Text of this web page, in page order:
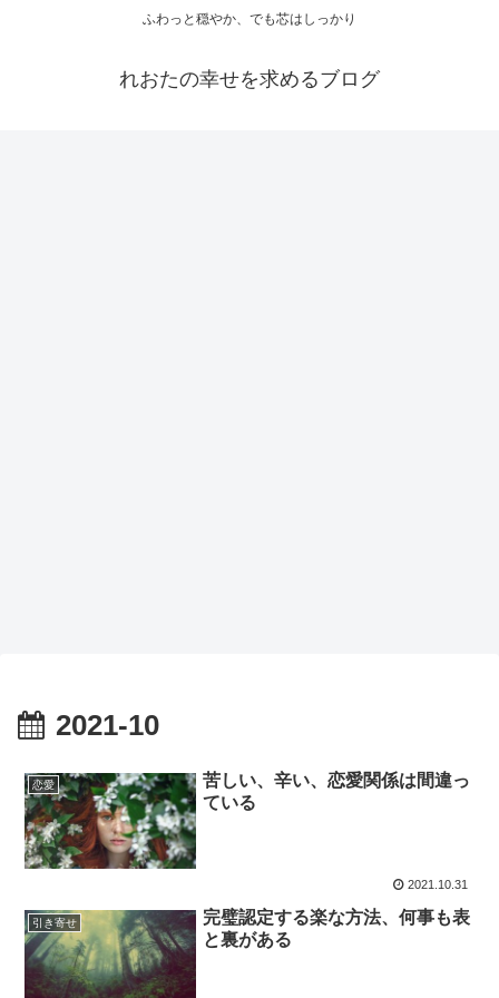
ふわっと穏やか、でも芯はしっかり
れおたの幸せを求めるブログ
2021-10
恋愛
苦しい、辛い、恋愛関係は間違っ
ている
2021.10.31
引き寄せ
完璧認定する楽な方法、何事も表
と裏がある